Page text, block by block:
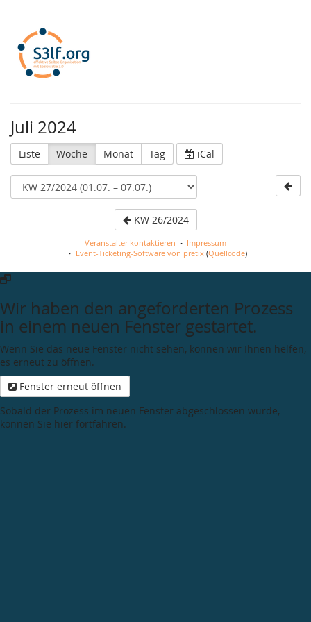
S3lf.org
Juli 2024
Liste Woche Monat Tag iCal
KW 26/2024
Veranstalter kontaktieren
Impressum
Event-Ticketing-Software von pretix(Quellcode)
Wir haben den angeforderten Prozess
in einem neuen Fenster gestartet.
Wenn Sie das neue Fenster nicht sehen, können wir Ihnen helfen,
es erneut zu öffnen.
Fenster erneut öffnen
Sobald der Prozess im neuen Fenster abgeschlossen wurde,
können Sie hier fortfahren.